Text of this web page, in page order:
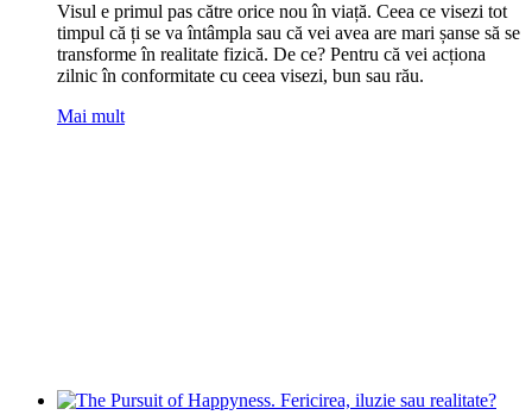
Visul e primul pas către orice nou în viață. Ceea ce visezi tot
timpul că ți se va întâmpla sau că vei avea are mari șanse să se
transforme în realitate fizică. De ce? Pentru că vei acționa
zilnic în conformitate cu ceea visezi, bun sau rău.
Mai mult